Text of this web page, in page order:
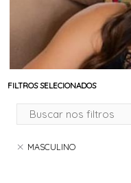
FILTROS SELECIONADOS
MASCULINO